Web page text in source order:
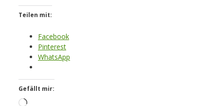
Teilen mit:
Facebook
Pinterest
WhatsApp
Gefällt mir:
Loading…